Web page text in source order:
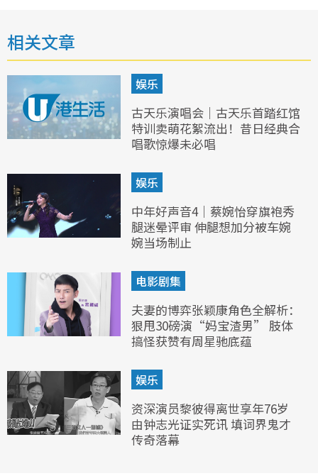
相关文章
娱乐
古天乐演唱会｜古天乐首踏红馆
特训卖萌花絮流出！昔日经典合
唱歌惊爆未必唱
娱乐
中年好声音4｜蔡婉怡穿旗袍秀
腿迷晕评审 伸腿想加分被车婉
婉当场制止
电影剧集
夫妻的博弈张颖康角色全解析：
狠甩30磅演“妈宝渣男” 肢体
搞怪获赞有周星驰底蕴
娱乐
资深演员黎彼得离世享年76岁
由钟志光证实死讯 填词界鬼才
传奇落幕